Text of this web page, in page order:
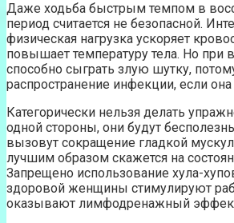
Даже ходьба быстрым темпом в
период считается не безопасной.
физическая нагрузка ускоряет
повышает температуру тела. Но при
способно сыграть злую шутку,
распространение инфекции, если
Категорически нельзя делать
одной стороны, они будут
вызовут сокращение гладкой
лучшим образом скажется на
Запрещено использование хула-
здоровой женщины стимулируют
оказывают лимфодренажный